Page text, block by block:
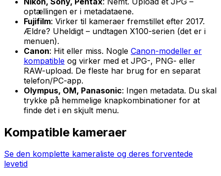
optællingen er i metadataene.
Fujifilm: Virker til kameraer fremstillet efter 2017.
Ældre? Uheldigt – undtagen X100-serien (det er i
menuen).
Canon: Hit eller miss. Nogle Canon-modeller er
kompatible og virker med et JPG-, PNG- eller
RAW-upload. De fleste har brug for en separat
telefon/PC-app.
Olympus, OM, Panasonic: Ingen metadata. Du skal
trykke på hemmelige knapkombinationer for at
finde det i en skjult menu.
Kompatible kameraer
Se den komplette kameraliste og deres forventede
levetid